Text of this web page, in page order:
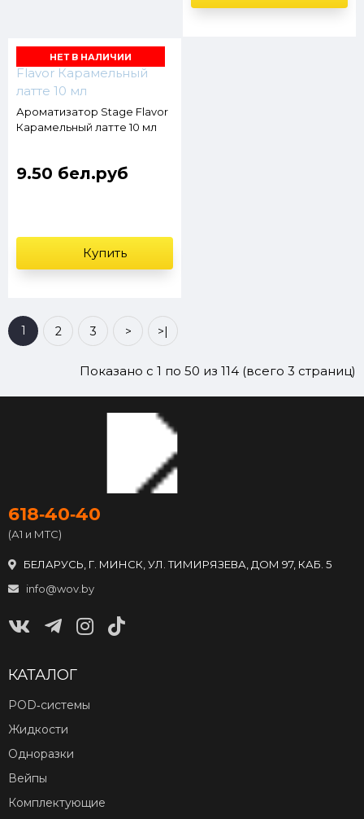
НЕТ В НАЛИЧИИ
Ароматизатор Stage Flavor
Карамельный латте 10 мл
9.50 бел.руб
Купить
1 2 3 > >|
Показано с 1 по 50 из 114 (всего 3 страниц)
618‑40‑40
(А1 и МТС)
БЕЛАРУСЬ, Г. МИНСК, УЛ. ТИМИРЯЗЕВА, ДОМ 97, КАБ. 5
info@wov.by
КАТАЛОГ
POD‑системы
Жидкости
Одноразки
Вейпы
Комплектующие